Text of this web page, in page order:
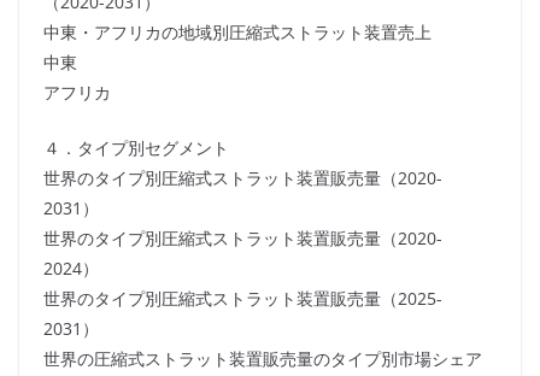
中東・アフリカの地域別圧縮式ストラット装置売上
中東
アフリカ
４．タイプ別セグメント
世界のタイプ別圧縮式ストラット装置販売量（2020-
2031）
世界のタイプ別圧縮式ストラット装置販売量（2020-
2024）
世界のタイプ別圧縮式ストラット装置販売量（2025-
2031）
世界の圧縮式ストラット装置販売量のタイプ別市場シェア